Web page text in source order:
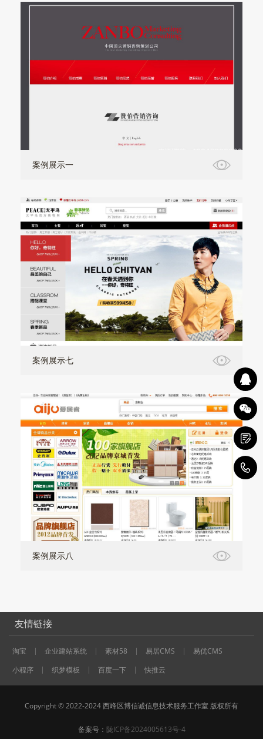
案例展示一
案例展示七
案例展示八
友情链接
淘宝 企业建站系统 素材58 易居CMS
易优CMS
小程序
织梦模板 百度一下 快推云
Copyright © 2022-2024 西峰区博信诚信息技术服务工作室 版权所有
备案号： 陇ICP备2024005613号-4